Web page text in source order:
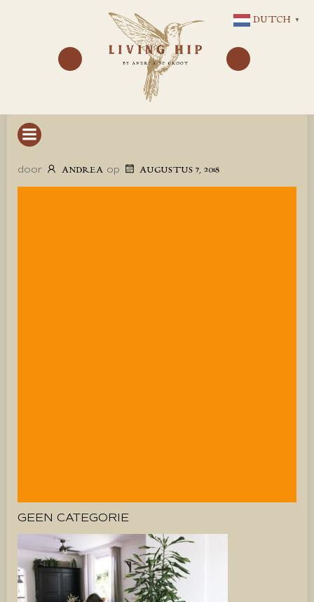
NAAR
DE
INHOUD
door ANDREA op AUGUSTUS 7, 2018
GEEN CATEGORIE
DUTCH ▼